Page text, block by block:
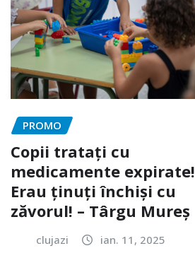
PROMO
Copii tratați cu
medicamente expirate!
Erau ținuți închiși cu
zăvorul! – Târgu Mureș
clujazi ian. 11, 2025